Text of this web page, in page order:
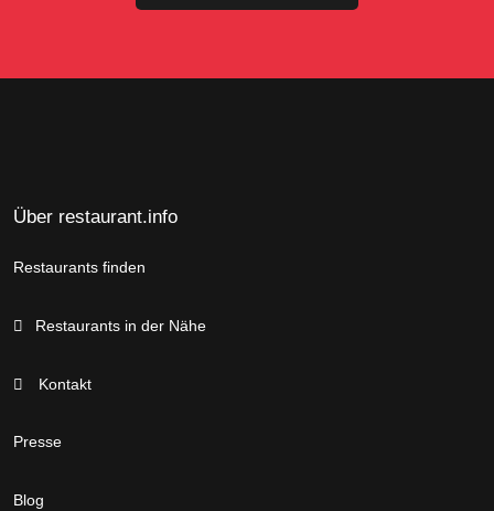
Über restaurant.info
Restaurants finden
Restaurants in der Nähe
Kontakt
Presse
Blog